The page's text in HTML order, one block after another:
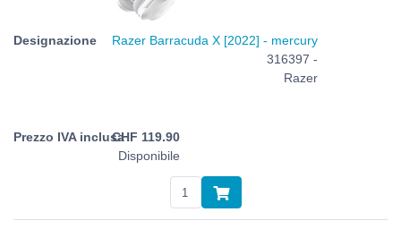
Razer Barracuda X [2022] - mercury
316397 -
Razer
CHF 119.90
Disponibile